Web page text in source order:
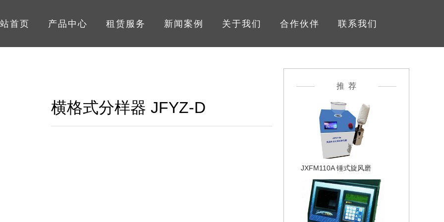
首页 产品中心 租赁服务 新闻案例 关于我们 合作伙伴 联系我们
推 荐
JXFM110A 锤式旋风磨
横格式分样器 JFYZ-D